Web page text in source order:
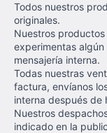
Todos nuestros
originales.
Nuestros
experimentas
mensajería interna.
Todas nuestras
factura, envíanos
interna después de
Nuestros
indicado en la